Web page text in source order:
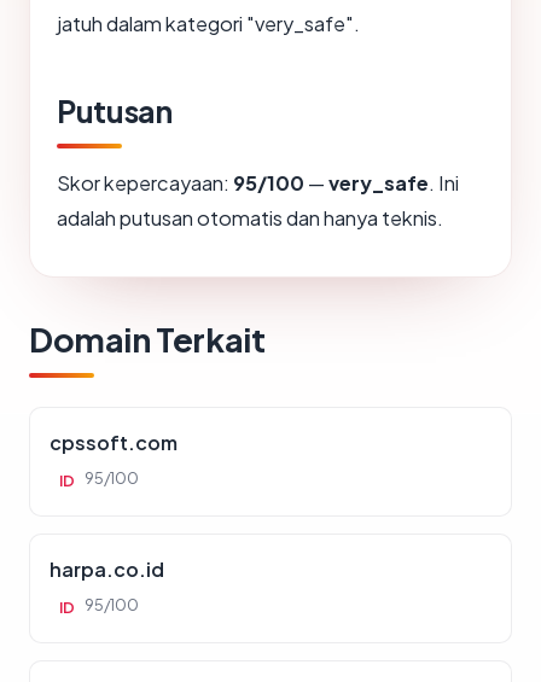
jatuh dalam kategori "very_safe".
Putusan
Skor kepercayaan: 95/100 —very_safe. Ini
adalah putusan otomatis dan hanya teknis.
Domain Terkait
cpssoft.com
ID 95/100
harpa.co.id
ID 95/100